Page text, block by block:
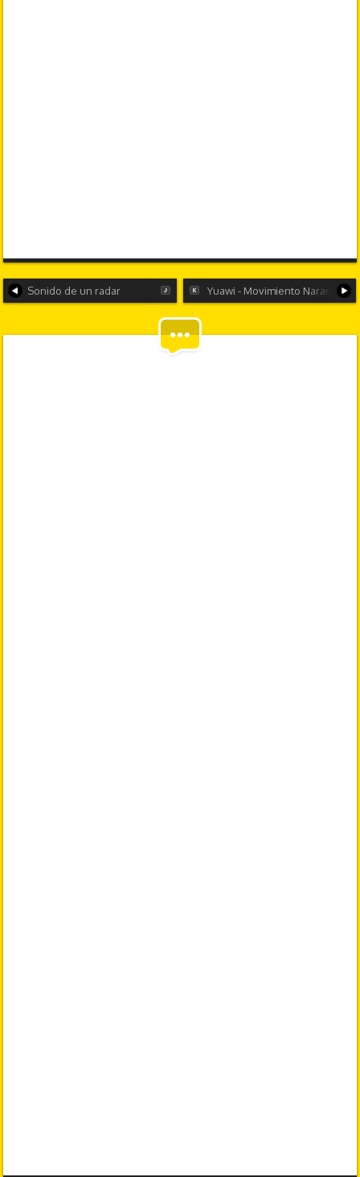
Sonido de un radar Yuawi - Movimiento Naranja